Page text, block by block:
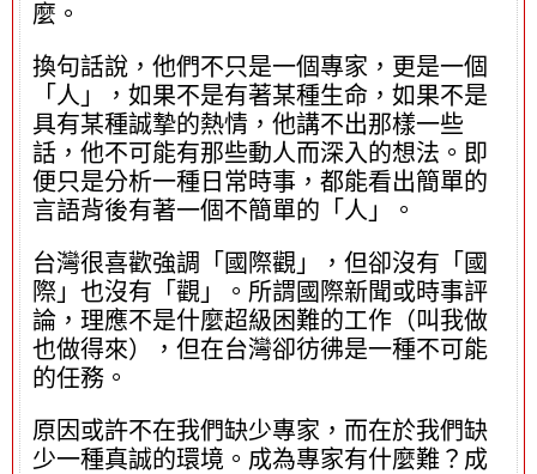
麼。
換句話說，他們不只是一個專家，更是一個
「人」，如果不是有著某種生命，如果不是
具有某種誠摯的熱情，他講不出那樣一些
話，他不可能有那些動人而深入的想法。即
便只是分析一種日常時事，都能看出簡單的
言語背後有著一個不簡單的「人」。
台灣很喜歡強調「國際觀」，但卻沒有「國
際」也沒有「觀」。所謂國際新聞或時事評
論，理應不是什麼超級困難的工作（叫我做
也做得來），但在台灣卻彷彿是一種不可能
的任務。
原因或許不在我們缺少專家，而在於我們缺
少一種真誠的環境。成為專家有什麼難？成